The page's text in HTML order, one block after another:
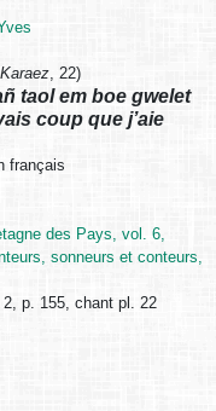
, 22)
taol em boe gwelet
coup que j’aie
français
des Pays, vol. 6,
sonneurs et conteurs,
2, p. 155, chant pl. 22